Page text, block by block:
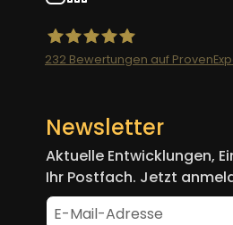
232 Bewertungen auf
Newsletter
Aktuelle Entwicklungen,
Ihr Postfach. Jetzt